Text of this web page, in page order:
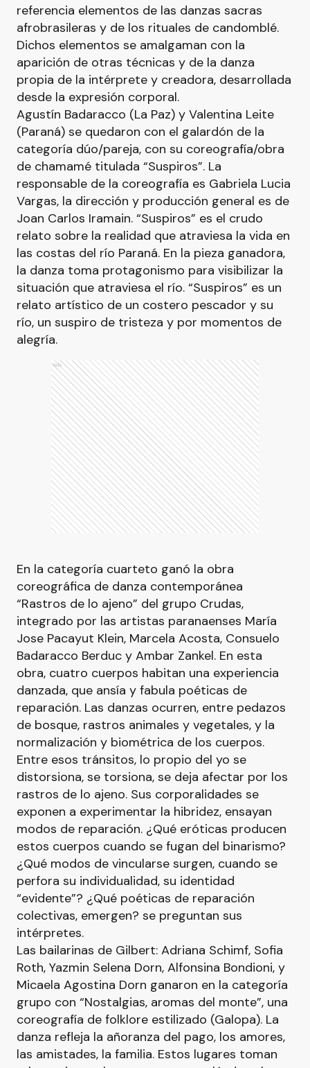
referencia elementos de las danzas sacras
afrobrasileras y de los rituales de candomblé.
Dichos elementos se amalgaman con la
aparición de otras técnicas y de la danza
propia de la intérprete y creadora, desarrollada
desde la expresión corporal.
Agustín Badaracco (La Paz) y Valentina Leite
(Paraná) se quedaron con el galardón de la
categoría dúo/pareja, con su coreografía/obra
de chamamé titulada “Suspiros”. La
responsable de la coreografía es Gabriela Lucia
Vargas, la dirección y producción general es de
Joan Carlos Iramain. “Suspiros” es el crudo
relato sobre la realidad que atraviesa la vida en
las costas del río Paraná. En la pieza ganadora,
la danza toma protagonismo para visibilizar la
situación que atraviesa el río. “Suspiros” es un
relato artístico de un costero pescador y su
río, un suspiro de tristeza y por momentos de
alegría.
Ads
En la categoría cuarteto ganó la obra
coreográfica de danza contemporánea
“Rastros de lo ajeno” del grupo Crudas,
integrado por las artistas paranaenses María
Jose Pacayut Klein, Marcela Acosta, Consuelo
Badaracco Berduc y Ambar Zankel. En esta
obra, cuatro cuerpos habitan una experiencia
danzada, que ansía y fabula poéticas de
reparación. Las danzas ocurren, entre pedazos
de bosque, rastros animales y vegetales, y la
normalización y biométrica de los cuerpos.
Entre esos tránsitos, lo propio del yo se
distorsiona, se torsiona, se deja afectar por los
rastros de lo ajeno. Sus corporalidades se
exponen a experimentar la hibridez, ensayan
modos de reparación. ¿Qué eróticas producen
estos cuerpos cuando se fugan del binarismo?
¿Qué modos de vincularse surgen, cuando se
perfora su individualidad, su identidad
“evidente”? ¿Qué poéticas de reparación
colectivas, emergen? se preguntan sus
intérpretes.
Las bailarinas de Gilbert: Adriana Schimf, Sofia
Roth, Yazmin Selena Dorn, Alfonsina Bondioni, y
Micaela Agostina Dorn ganaron en la categoría
grupo con “Nostalgias, aromas del monte”, una
coreografía de folklore estilizado (Galopa). La
danza refleja la añoranza del pago, los amores,
las amistades, la familia. Estos lugares toman